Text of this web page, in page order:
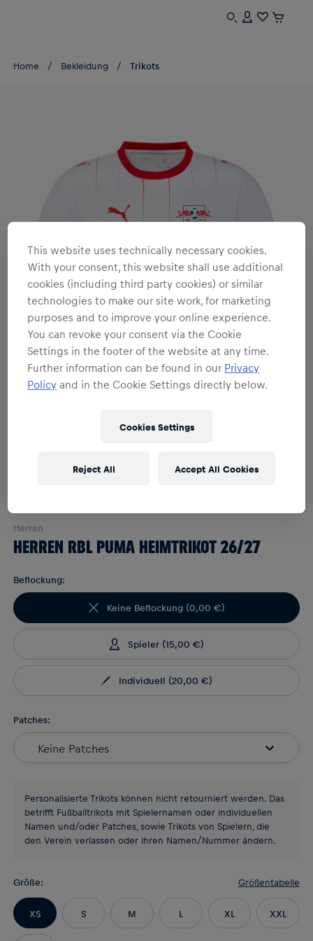
Home Bekleidung Trikots
Herren
HERREN RBL PUMA HEIMTRIKOT 26/27
Beflockung:
Keine Beflockung(0,00 €)
Spieler(15,00 €)
Individuell (20,00 €)
Patches:
Keine Patches
Personalisierte Trikots können nicht retourniert werden. Das
betrifft Fußballtrikots mit Spielernamen oder individuellen
Namen und/oder Patches, sowie Trikots von Spielern, die
den Verein verlassen oder ihren Namen/Nummer ändern.
Größe: Größentabelle
XS S M L XL XXL
This website uses technically necessary cookies.
With your consent, this website shall use additional
cookies (including third party cookies) or similar
technologies to make our site work, for marketing
purposes and to improve your online experience.
You can revoke your consent via the Cookie
Settings in the footer of the website at any time.
Further information can be found in our Privacy
Policy and in the Cookie Settings directly below.
Cookies Settings
Reject All Accept All Cookies